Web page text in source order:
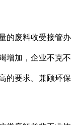
的废料收受接管办
增加，企业不克不
的要求。兼顾环保